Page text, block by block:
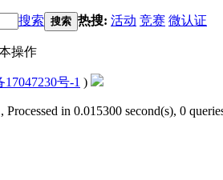
搜索 搜索 热搜: 活动 竞赛 微认证
操作
17047230号-1 )
, Processed in 0.015300 second(s), 0